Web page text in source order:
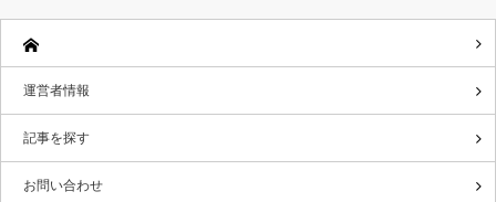
運営者情報
記事を探す
お問い合わせ